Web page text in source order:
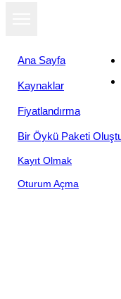
Ana Sayfa
Kaynaklar
Fiyatlandırma
Bir Öykü Paketi
Kayıt Olmak
Oturum Açma